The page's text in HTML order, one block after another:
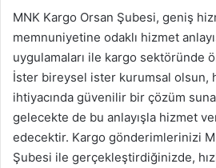
MNK Kargo Orsan Şubesi, geniş
memnuniyetine odaklı hizmet
uygulamaları ile kargo sektöründe
İster bireysel ister kurumsal olsun,
ihtiyacında güvenilir bir çözüm
gelecekte de bu anlayışla hizmet
edecektir. Kargo gönderimlerinizi
Şubesi ile gerçekleştirdiğinizde,